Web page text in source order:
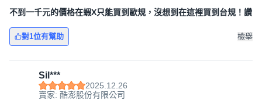
不到一千元的價格在蝦X只能買到歐規，沒想到在這裡買到台規！讚
對1位有幫助 檢舉
Sil***
2025.12.26
賣家: 酷澎股份有限公司